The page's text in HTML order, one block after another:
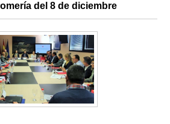
del 8 de diciembre